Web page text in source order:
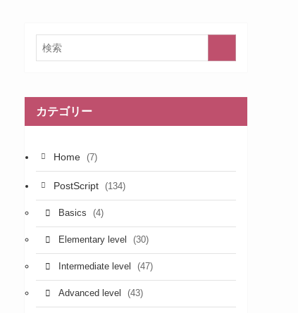
カテゴリー
Home (7)
PostScript (134)
Basics (4)
Elementary level (30)
Intermediate level (47)
Advanced level (43)